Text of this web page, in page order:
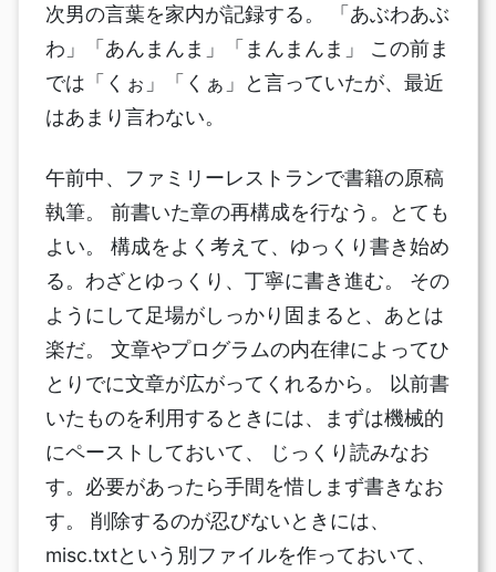
次男の言葉を家内が記録する。 「あぶわあぶ
わ」「あんまんま」「まんまんま」 この前ま
では「くぉ」「くぁ」と言っていたが、最近
はあまり言わない。
午前中、ファミリーレストランで書籍の原稿
執筆。 前書いた章の再構成を行なう。とても
よい。 構成をよく考えて、ゆっくり書き始め
る。わざとゆっくり、丁寧に書き進む。 その
ようにして足場がしっかり固まると、あとは
楽だ。 文章やプログラムの内在律によってひ
とりでに文章が広がってくれるから。 以前書
いたものを利用するときには、まずは機械的
にペーストしておいて、 じっくり読みなお
す。必要があったら手間を惜しまず書きなお
す。 削除するのが忍びないときには、
misc.txtという別ファイルを作っておいて、